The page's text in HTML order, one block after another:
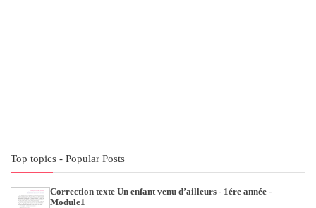
Top topics - Popular Posts
Correction texte Un enfant venu d’ailleurs - 1ére année -
Module1